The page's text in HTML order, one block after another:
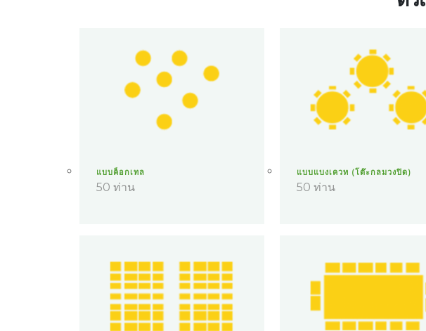
แบบค็อกเทล
50 ท่าน
แบบแบงเควท (โต๊ะกลมวงปิด)
50 ท่าน